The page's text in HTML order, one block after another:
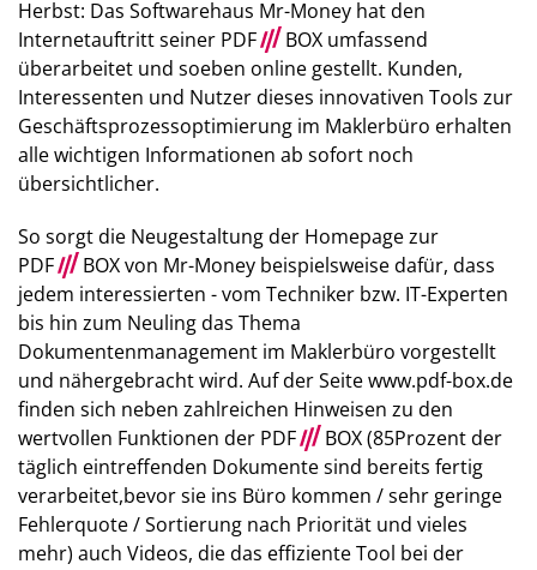
Herbst: Das Softwarehaus Mr-Money hat den
Internetauftritt seiner PDF/// BOX umfassend
überarbeitet und soeben online gestellt. Kunden,
Interessenten und Nutzer dieses innovativen Tools zur
Geschäftsprozessoptimierung im Maklerbüro erhalten
alle wichtigen Informationen ab sofort noch
übersichtlicher.
So sorgt die Neugestaltung der Homepage zur
PDF/// BOX von Mr-Money beispielsweise dafür, dass
jedem interessierten - vom Techniker bzw. IT-Experten
bis hin zum Neuling das Thema
Dokumentenmanagement im Maklerbüro vorgestellt
und nähergebracht wird. Auf der Seite www.pdf-box.de
finden sich neben zahlreichen Hinweisen zu den
wertvollen Funktionen der PDF/// BOX (85Prozent der
täglich eintreffenden Dokumente sind bereits fertig
verarbeitet,bevor sie ins Büro kommen / sehr geringe
Fehlerquote / Sortierung nach Priorität und vieles
mehr) auch Videos, die das effiziente Tool bei der